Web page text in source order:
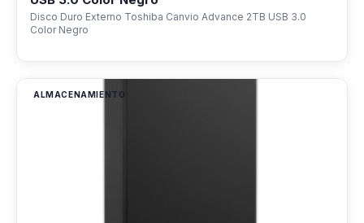
Disco Duro Externo Toshiba Canvio Advance 2TB USB 3.0
Color Negro
ALMACENAMIENTO